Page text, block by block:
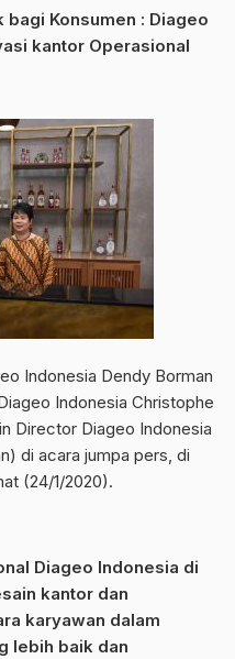
Konsumen : Diageo
kantor Operasional
Indonesia Dendy Borman
Indonesia Christophe
Director Diageo Indonesia
di acara jumpa pers, di
(24/1/2020).
Diageo Indonesia di
kantor dan
karyawan dalam
lebih baik dan